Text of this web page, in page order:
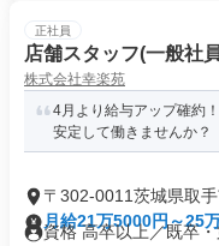
正社員
店舗スタッフ(一般社
株式会社幸楽苑
4月より給与アップ確約
安定して働きませんか？
〒302-0011茨城県取
月給21万5000円～25
資格 高卒以上／既卒